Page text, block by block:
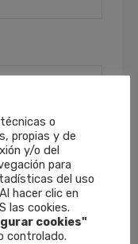
Privacidad
solicitudes y
de nuestros
o
propias y de
y/o del
para
del uso
hacer clic en
las cookies.
cookies"
controlado.